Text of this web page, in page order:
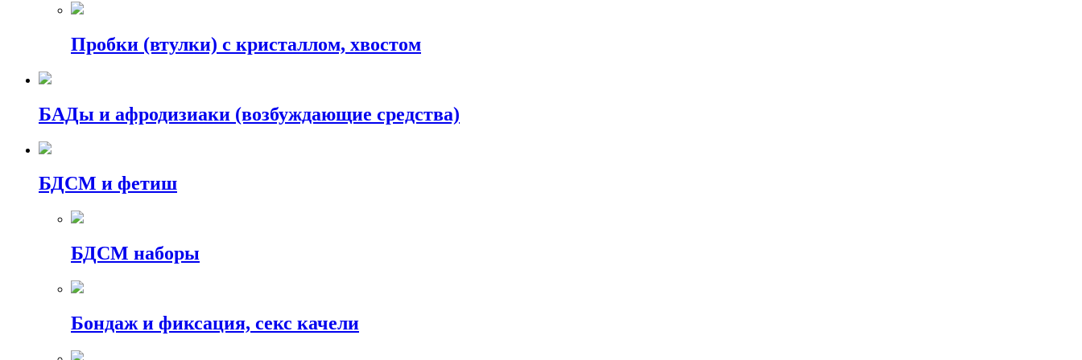
Пробки (втулки) с кристаллом, хвостом
БАДы и афродизиаки (возбуждающие средства)
БДСМ и фетиш
БДСМ наборы
Бондаж и фиксация, секс качели